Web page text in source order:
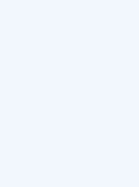
seni bekliyor!